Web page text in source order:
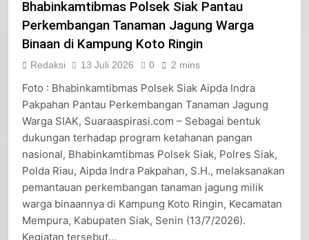
Bhabinkamtibmas Polsek Siak Pantau
Perkembangan Tanaman Jagung Warga
Binaan di Kampung Koto Ringin
Foto : Bhabinkamtibmas Polsek Siak Aipda Indra
Pakpahan Pantau Perkembangan Tanaman Jagung
Warga SIAK, Suaraaspirasi.com – Sebagai bentuk
dukungan terhadap program ketahanan pangan
nasional, Bhabinkamtibmas Polsek Siak, Polres Siak,
Polda Riau, Aipda Indra Pakpahan, S.H., melaksanakan
pemantauan perkembangan tanaman jagung milik
warga binaannya di Kampung Koto Ringin, Kecamatan
Mempura, Kabupaten Siak, Senin (13/7/2026).